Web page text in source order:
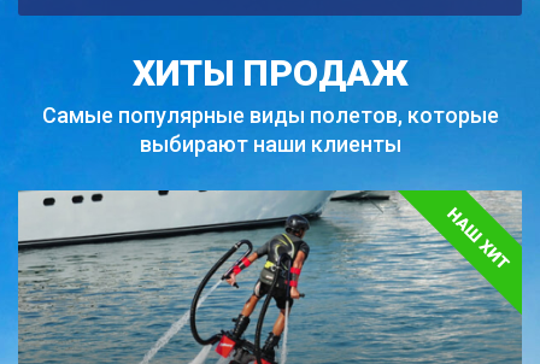
ХИТЫ ПРОДАЖ
Самые популярные виды полетов, которые
выбирают наши клиенты